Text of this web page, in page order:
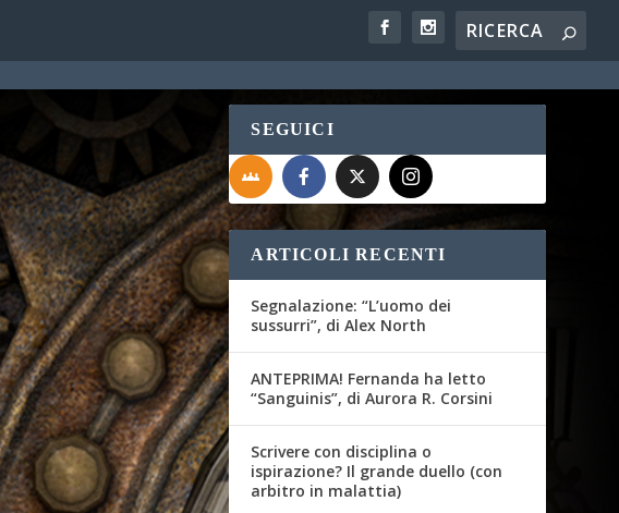
SEGUICI
ARTICOLI RECENTI
Segnalazione: “L’uomo dei
sussurri”, di Alex North
ANTEPRIMA! Fernanda ha letto
“Sanguinis”, di Aurora R. Corsini
Scrivere con disciplina o
ispirazione? Il grande duello (con
arbitro in malattia)